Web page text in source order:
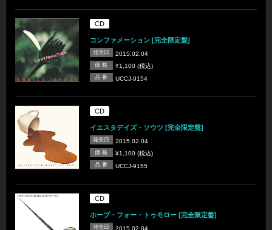
CD
コンファメーション [完全限定盤]
発売日 2015.02.04
価 格 ¥1,100 (税込)
品 番 UCCJ-9154
CD
イエスタデイズ・ソウツ [完全限定盤]
発売日 2015.02.04
価 格 ¥1,100 (税込)
品 番 UCCJ-9155
CD
ホープ・フォー・トゥモロー [完全限定盤]
発売日 2015.02.04